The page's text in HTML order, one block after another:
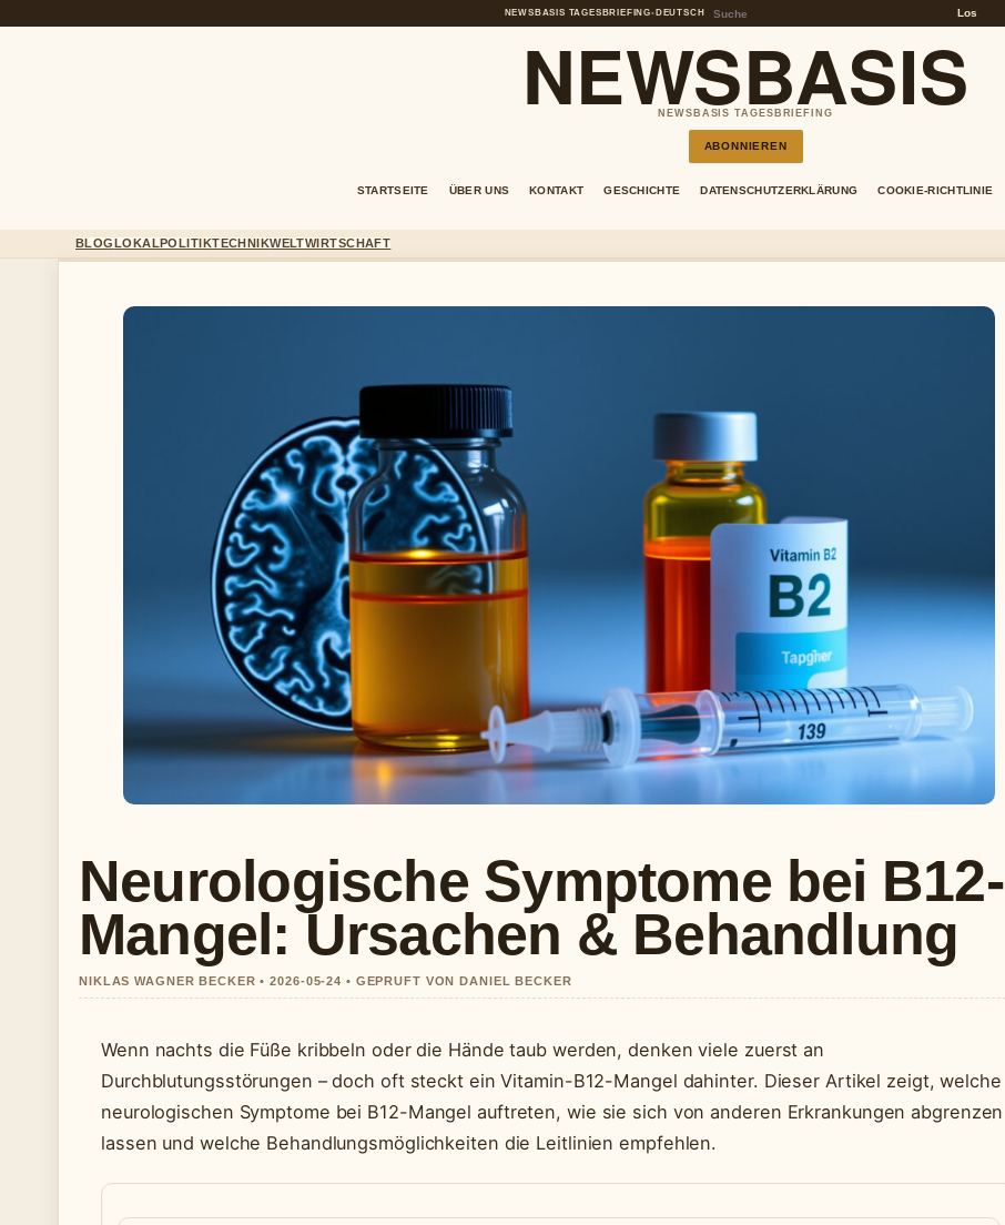
NEWSBASIS TAGESBRIEFING• DEUTSCH Los
NEWSBASIS
NEWSBASIS TAGESBRIEFING
ABONNIEREN
STARTSEITE ÜBER UNS KONTAKT GESCHICHTE DATENSCHUTZERKLÄRUNG COOKIE-RICHTLINIE
BLOGLOKALPOLITIKTECHNIKWELTWIRTSCHAFT
Neurologische Symptome bei B12-
Mangel: Ursachen & Behandlung
NIKLAS WAGNER BECKER • 2026-05-24 • GEPRUFT VON DANIEL BECKER
Wenn nachts die Füße kribbeln oder die Hände taub werden, denken viele zuerst an
Durchblutungsstörungen – doch oft steckt ein Vitamin-B12-Mangel dahinter. Dieser Artikel zeigt, welche
neurologischen Symptome bei B12-Mangel auftreten, wie sie sich von anderen Erkrankungen abgrenzen
lassen und welche Behandlungsmöglichkeiten die Leitlinien empfehlen.